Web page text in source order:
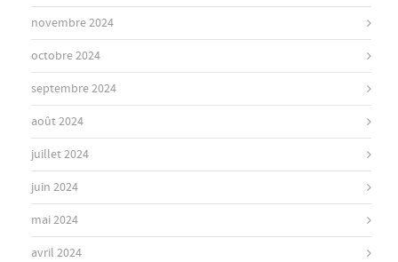
novembre 2024
octobre 2024
septembre 2024
août 2024
juillet 2024
juin 2024
mai 2024
avril 2024